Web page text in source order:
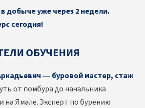
добыче уже через 2 недели.
сегодня!
ОБУЧЕНИЯ
— буровой мастер, стаж
от помбура до начальника
на Ямале. Эксперт по бурению